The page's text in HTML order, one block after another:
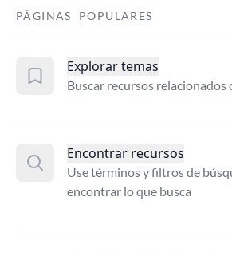
PÁGINAS POPULARES
Explorar temas
Buscar recursos relacionados
Encontrar recursos
Use términos y filtros de
encontrar lo que busca